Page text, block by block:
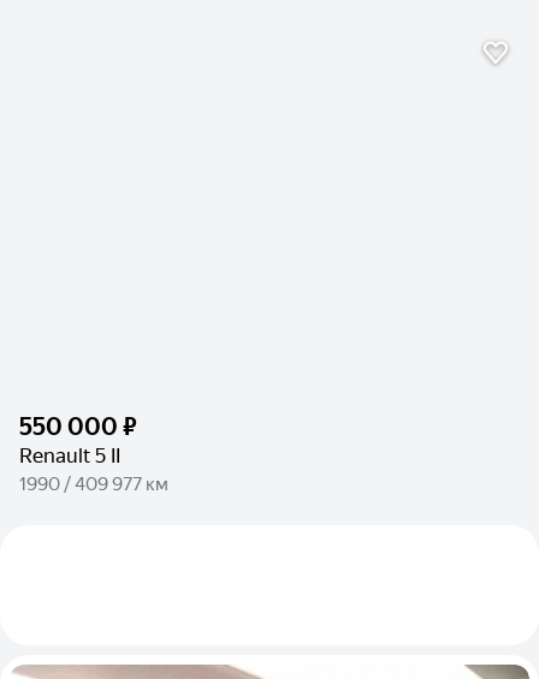
550 000 ₽
Renault 5 II
1990 / 409 977 км